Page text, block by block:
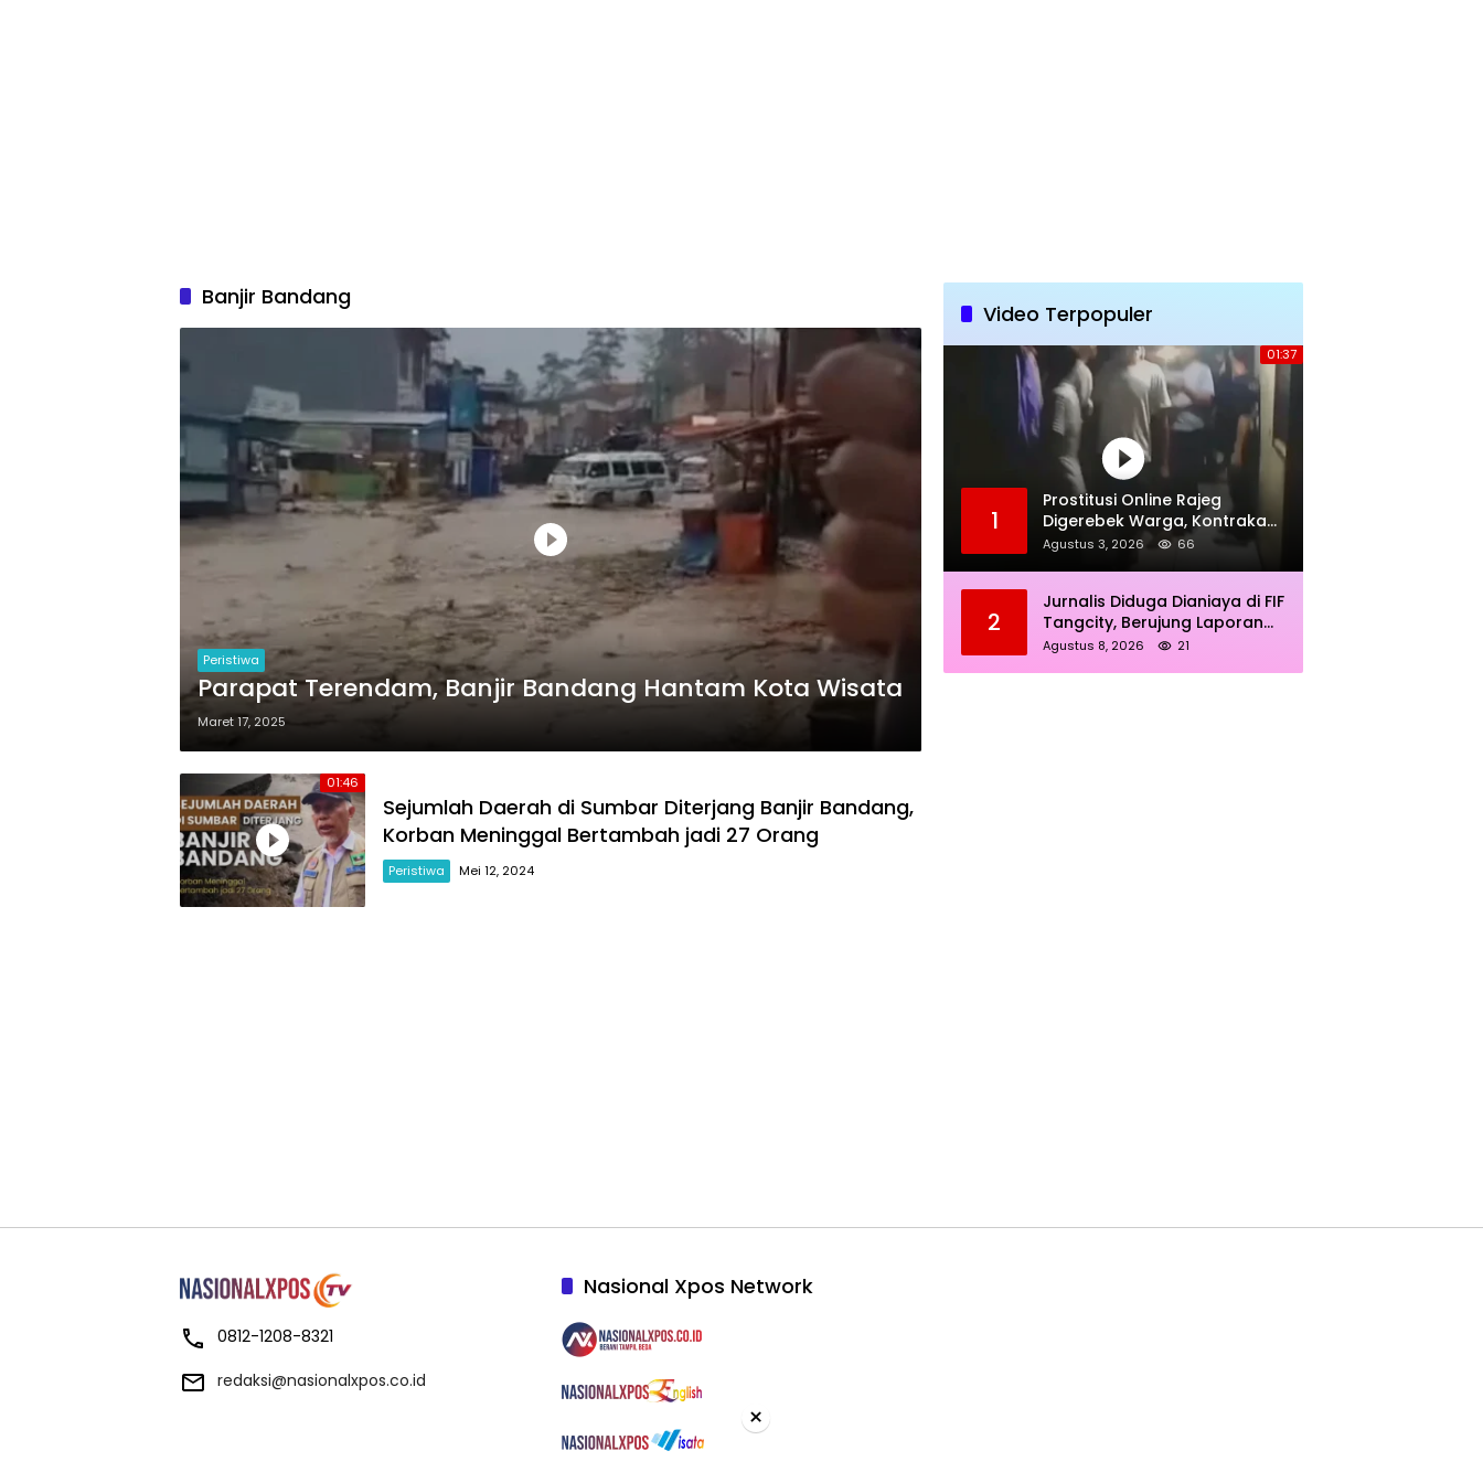
Banjir Bandang
Peristiwa
Parapat Terendam, Banjir Bandang Hantam Kota Wisata
Maret 17, 2025
01:46
Sejumlah Daerah di Sumbar Diterjang Banjir Bandang,
Korban Meninggal Bertambah jadi 27 Orang
Peristiwa Mei 12, 2024
Video Terpopuler
01:37
1
Prostitusi Online Rajeg
Digerebek Warga, Kontrakan
Kampung Larang Jadi
Agustus 3, 2026 66
2
Jurnalis Diduga Dianiaya di FIF
Tangcity, Berujung Laporan
Polisi
Agustus 8, 2026 21
0812-1208-8321
redaksi@nasionalxpos.co.id
Nasional Xpos Network
×